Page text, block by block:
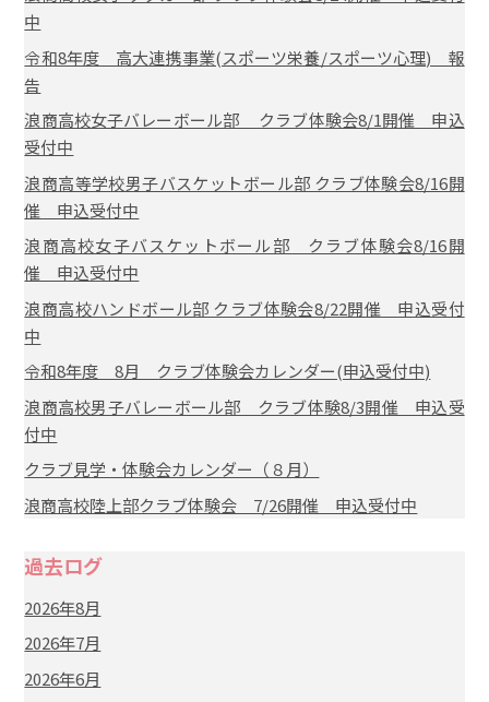
中
令和8年度 高大連携事業(スポーツ栄養/スポーツ心理) 報
告
浪商高校女子バレーボール部 クラブ体験会8/1開催 申込
受付中
浪商高等学校男子バスケットボール部 クラブ体験会8/16開
催 申込受付中
浪商高校女子バスケットボール部 クラブ体験会8/16開
催 申込受付中
浪商高校ハンドボール部 クラブ体験会8/22開催 申込受付
中
令和8年度 8月 クラブ体験会カレンダー(申込受付中)
浪商高校男子バレーボール部 クラブ体験8/3開催 申込受
付中
クラブ見学・体験会カレンダー（８月）
浪商高校陸上部クラブ体験会 7/26開催 申込受付中
過去ログ
2026年8月
2026年7月
2026年6月